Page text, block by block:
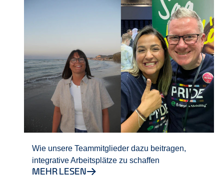
Wie unsere Teammitglieder dazu beitragen,
integrative Arbeitsplätze zu schaffen
MEHR LESEN